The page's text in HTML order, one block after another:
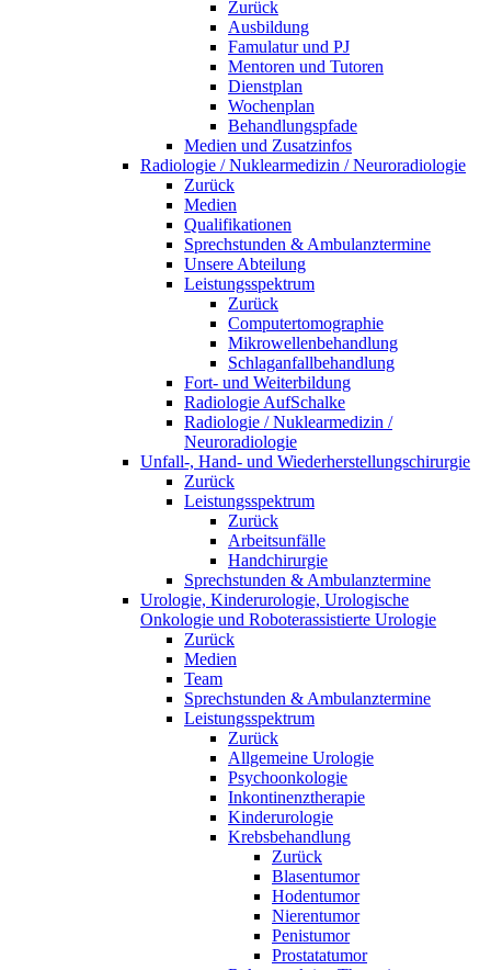
Zurück
Ausbildung
Famulatur und PJ
Mentoren und Tutoren
Dienstplan
Wochenplan
Behandlungspfade
Medien und Zusatzinfos
Radiologie / Nuklearmedizin / Neuroradiologie
Zurück
Medien
Qualifikationen
Sprechstunden & Ambulanztermine
Unsere Abteilung
Leistungsspektrum
Zurück
Computertomographie
Mikrowellenbehandlung
Schlaganfallbehandlung
Fort- und Weiterbildung
Radiologie AufSchalke
Radiologie / Nuklearmedizin /
Neuroradiologie
Unfall-, Hand- und Wiederherstellungschirurgie
Zurück
Leistungsspektrum
Zurück
Arbeitsunfälle
Handchirurgie
Sprechstunden & Ambulanztermine
Urologie, Kinderurologie, Urologische
Onkologie und Roboterassistierte Urologie
Zurück
Medien
Team
Sprechstunden & Ambulanztermine
Leistungsspektrum
Zurück
Allgemeine Urologie
Psychoonkologie
Inkontinenztherapie
Kinderurologie
Krebsbehandlung
Zurück
Blasentumor
Hodentumor
Nierentumor
Penistumor
Prostatatumor